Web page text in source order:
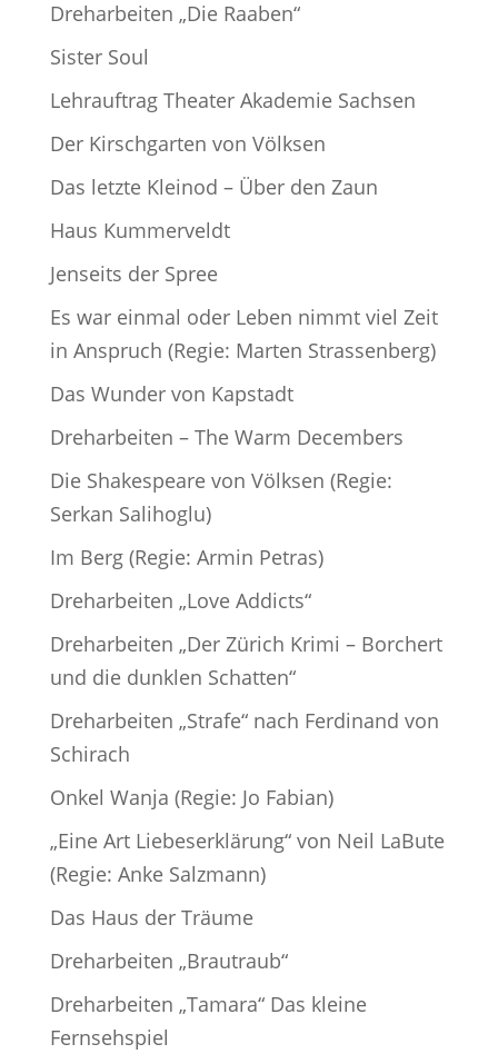
Dreharbeiten „Die Raaben“
Sister Soul
Lehrauftrag Theater Akademie Sachsen
Der Kirschgarten von Völksen
Das letzte Kleinod – Über den Zaun
Haus Kummerveldt
Jenseits der Spree
Es war einmal oder Leben nimmt viel Zeit
in Anspruch (Regie: Marten Strassenberg)
Das Wunder von Kapstadt
Dreharbeiten – The Warm Decembers
Die Shakespeare von Völksen (Regie:
Serkan Salihoglu)
Im Berg (Regie: Armin Petras)
Dreharbeiten „Love Addicts“
Dreharbeiten „Der Zürich Krimi – Borchert
und die dunklen Schatten“
Dreharbeiten „Strafe“ nach Ferdinand von
Schirach
Onkel Wanja (Regie: Jo Fabian)
„Eine Art Liebeserklärung“ von Neil LaBute
(Regie: Anke Salzmann)
Das Haus der Träume
Dreharbeiten „Brautraub“
Dreharbeiten „Tamara“ Das kleine
Fernsehspiel